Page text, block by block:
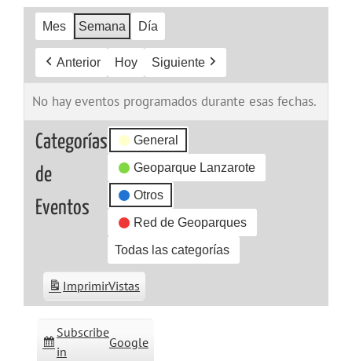
Mes Semana Día
Anterior Hoy Siguiente
No hay eventos programados durante esas fechas.
Categorías
de
Eventos
General
Geoparque Lanzarote
Otros
Red de Geoparques
Todas las categorías
Subscribe
in
Google
ImprimirVistas